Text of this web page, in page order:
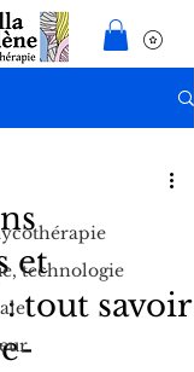
technologie
et
tout savoir